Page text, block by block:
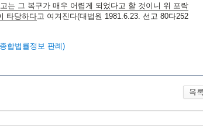
는 그 복구가 매우 어렵게 되었다고 할 것이니 위 포락
타당하다고 여겨진다(대법원 1981.6.23. 선고 80다252
합법률정보 판례)